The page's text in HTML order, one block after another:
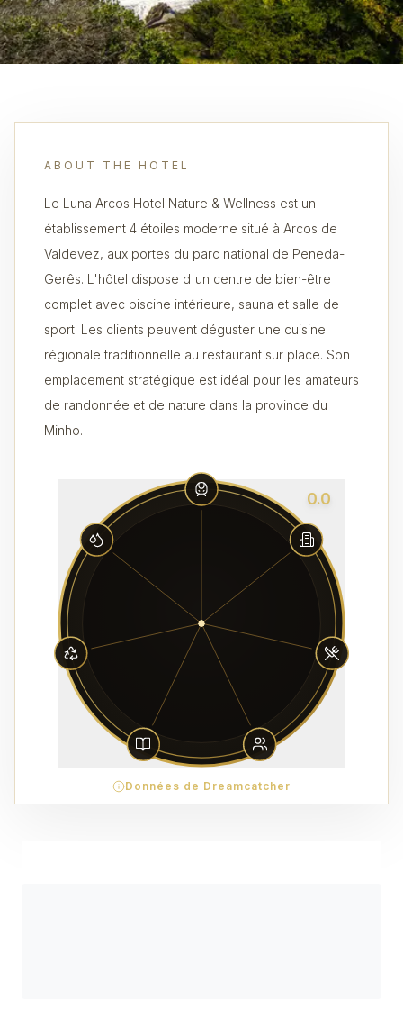
ABOUT THE HOTEL
Le Luna Arcos Hotel Nature & Wellness est un
établissement 4 étoiles moderne situé à Arcos de
Valdevez, aux portes du parc national de Peneda-
Gerês. L'hôtel dispose d'un centre de bien-être
complet avec piscine intérieure, sauna et salle de
sport. Les clients peuvent déguster une cuisine
régionale traditionnelle au restaurant sur place. Son
emplacement stratégique est idéal pour les amateurs
de randonnée et de nature dans la province du
Minho.
0.0
Données de Dreamcatcher